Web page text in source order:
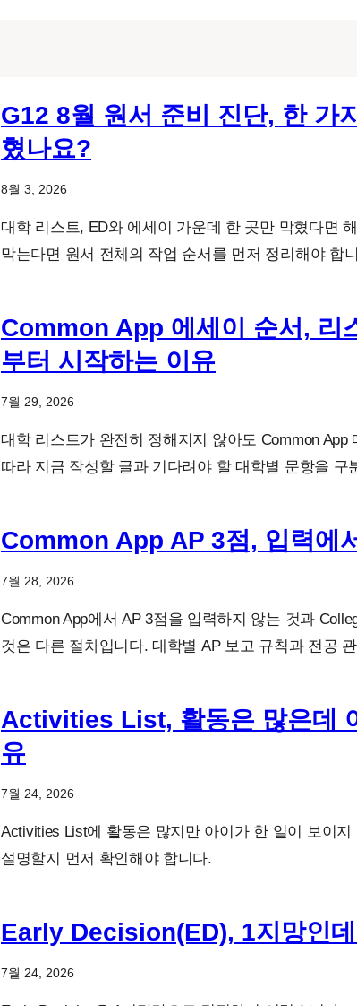
G12 8월 원서 준비 진단, 한 가
혔나요?
8월 3, 2026
대학 리스트, ED와 에세이 가운데 한 곳만 막혔다면
막는다면 원서 전체의 작업 순서를 먼저 정리해야 합
Common App 에세이 순서, 리
부터 시작하는 이유
7월 29, 2026
대학 리스트가 완전히 정해지지 않아도 Common
따라 지금 작성할 글과 기다려야 할 대학별 문항을 구
Common App AP 3점, 입력에
7월 28, 2026
Common App에서 AP 3점을 입력하지 않는 것과
것은 다른 절차입니다. 대학별 AP 보고 규칙과 전공
Activities List, 활동은 많은데
유
7월 24, 2026
Activities List에 활동은 많지만 아이가 한 일이 보이
설명할지 먼저 확인해야 합니다.
Early Decision(ED), 1지망인
7월 24, 2026